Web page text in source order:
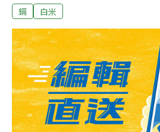
0.4ppm，是嬰幼兒的十倍。衛福
斤的米才會超量。」17日下午，農
聯合舉行記者會，但衛福部第一時
又更正。以世界衛生組織WHO提
算，其實體重10公斤幼童，若每天
米，吃21克以上的米就會超標。不
訂定的0.4ppm標準，是不分年齡
年抽驗600多件市售包裝米，近一
鎘 白米